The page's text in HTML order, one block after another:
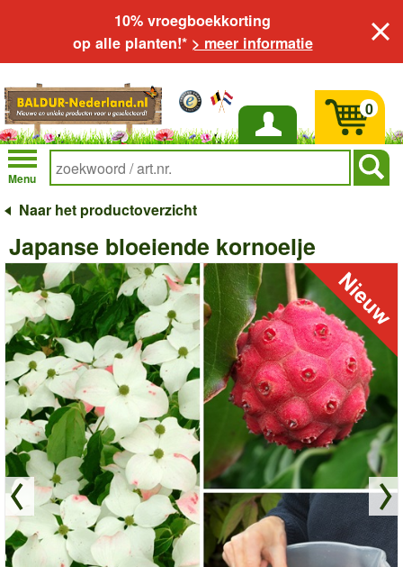
10% vroegboekkorting
op alle planten!* > meer informatie
Inloggen
Menu
0
Naar het productoverzicht
Japanse bloeiende kornoelje